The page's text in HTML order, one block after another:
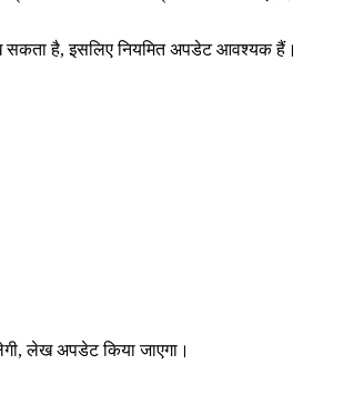
सकता है, इसलिए नियमित अपडेट आवश्यक हैं।
लेख अपडेट किया जाएगा।